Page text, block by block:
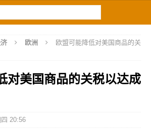
欧洲
欧盟可能降低对美国商品的关
对美国商品的关税以达成
20:56